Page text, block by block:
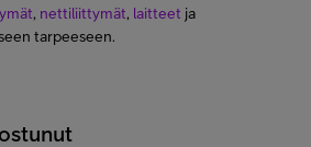
, nettiliittymät, laitteet ja
tarpeeseen.